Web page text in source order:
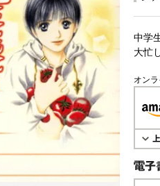
中学
大忙
オン
電子